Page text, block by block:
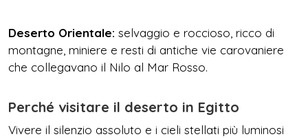
Deserto Orientale: selvaggio e roccioso, ricco di
montagne, miniere e resti di antiche vie carovaniere
che collegavano il Nilo al Mar Rosso.
Perché visitare il deserto in Egitto
Vivere il silenzio assoluto e i cieli stellati più luminosi